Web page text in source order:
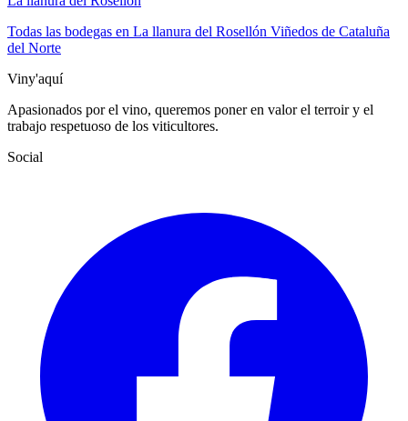
Todas las bodegas en La llanura del Rosellón Viñedos de Cataluña
del Norte
Viny'aquí
Apasionados por el vino, queremos poner en valor el terroir y el
trabajo respetuoso de los viticultores.
Social